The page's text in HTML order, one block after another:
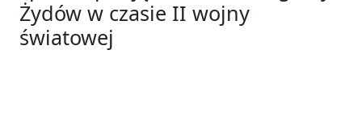
Żydów w czasie II wojny
światowej